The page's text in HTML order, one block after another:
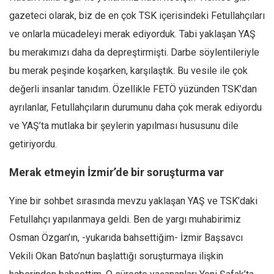
gazeteci olarak, biz de en çok TSK içerisindeki Fetullahçıları
ve onlarla mücadeleyi merak ediyorduk. Tabi yaklaşan YAŞ
bu merakımızı daha da depreştirmişti. Darbe söylentileriyle
bu merak peşinde koşarken, karşılaştık. Bu vesile ile çok
değerli insanlar tanıdım. Özellikle FETÖ yüzünden TSK’dan
ayrılanlar, Fetullahçıların durumunu daha çok merak ediyordu
ve YAŞ’ta mutlaka bir şeylerin yapılması hususunu dile
getiriyordu.
Merak etmeyin İzmir’de bir soruşturma var
Yine bir sohbet sırasında mevzu yaklaşan YAŞ ve TSK’daki
Fetullahçı yapılanmaya geldi. Ben de yargı muhabirimiz
Osman Özgan’ın, -yukarıda bahsettiğim- İzmir Başsavcı
Vekili Okan Bato’nun başlattığı soruşturmaya ilişkin